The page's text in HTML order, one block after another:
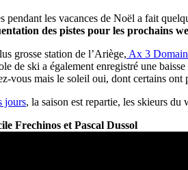
pendant les vacances de Noël a fait
des pistes pour les prochains
grosse station de l’Ariège, Ax 3
de ski a également enregistré une
vous mais le soleil oui, dont certains ont
jours, la saison est repartie, les skieurs
Frechinos et Pascal Dussol